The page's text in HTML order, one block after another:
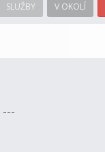
SLUŽBY V OKOLÍ
---